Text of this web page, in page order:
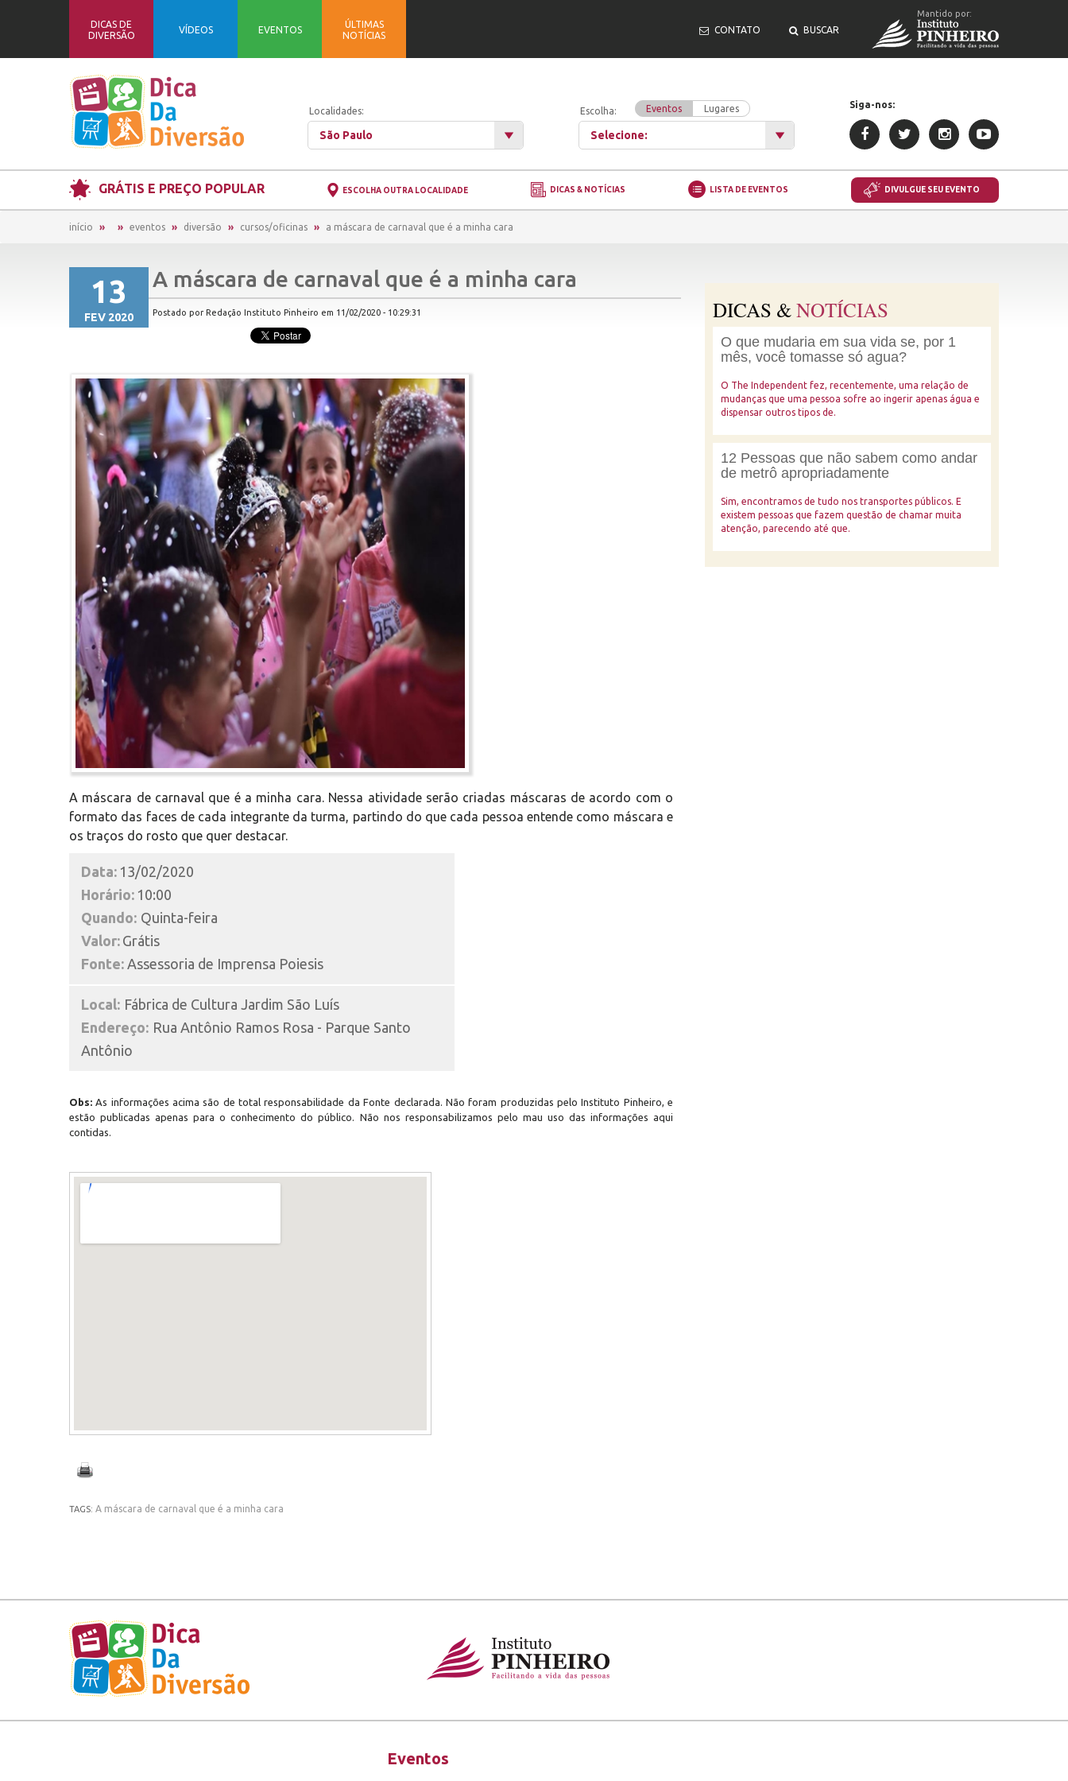
DICAS DE
DIVERSÃO
VÍDEOS EVENTOS
ÚLTIMAS
NOTÍCIAS
CONTATO BUSCAR
Mantido por:
Localidades:
São Paulo
Escolha: Eventos Lugares
Selecione:
Siga-nos:
GRÁTIS E PREÇO POPULAR ESCOLHA OUTRA LOCALIDADE DICAS & NOTÍCIAS LISTA DE EVENTOS DIVULGUE SEU EVENTO
início eventos diversão cursos/oficinas a máscara de carnaval que é a minha cara
13
FEV 2020
A máscara de carnaval que é a minha cara
Postado por Redação Instituto Pinheiro em 11/02/2020 - 10:29:31
A máscara de carnaval que é a minha cara. Nessa atividade serão criadas máscaras de acordo com o
formato das faces de cada integrante da turma, partindo do que cada pessoa entende como máscara e
os traços do rosto que quer destacar.
Data: 13/02/2020
Horário: 10:00
Quando: Quinta-feira
Valor: Grátis
Fonte: Assessoria de Imprensa Poiesis
Local: Fábrica de Cultura Jardim São Luís
Endereço: Rua Antônio Ramos Rosa - Parque Santo
Antônio
Obs:As informações acima são de total responsabilidade da Fonte declarada. Não foram produzidas pelo Instituto Pinheiro, e
estão publicadas apenas para o conhecimento do público. Não nos responsabilizamos pelo mau uso das informações aqui
contidas.
TAGS: A máscara de carnaval que é a minha cara
DICAS &NOTÍCIAS
O que mudaria em sua vida se, por 1
mês, você tomasse só agua?
O The Independent fez, recentemente, uma relação de
mudanças que uma pessoa sofre ao ingerir apenas água e
dispensar outros tipos de.
12 Pessoas que não sabem como andar
de metrô apropriadamente
Sim, encontramos de tudo nos transportes públicos. E
existem pessoas que fazem questão de chamar muita
atenção, parecendo até que.
Eventos